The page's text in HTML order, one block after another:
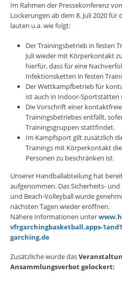
Im Rahmen der Pressekonferenz
Lockerungen ab dem 8. Juli 2020
lauten u.a. wie folgt:
Der Trainingsbetrieb in festen
Juli wieder mit Körperkontakt
hierfür, dass für eine
Infektionsketten in festen
Der Wettkampfbetrieb für
ist auch in Indoor-Sportstätten
Die Vorschrift einer
Trainingsbetriebes entfällt,
Trainingsgruppen stattfindet.
Im Kampfsport gilt zusätzlich
Trainings mit Körperkontakt
Personen zu beschränken ist.
Unserer Handballabteilung hat
aufgenommen. Das Sicherheits-
und Beach-Volleyball wurde
nächsten Tagen wieder eröffnen.
Nähere Informationen unter
vfrgarchingbasketball.apps-
garching.de
Zusätzliche wurde das
Ansammlungsverbot gelockert: